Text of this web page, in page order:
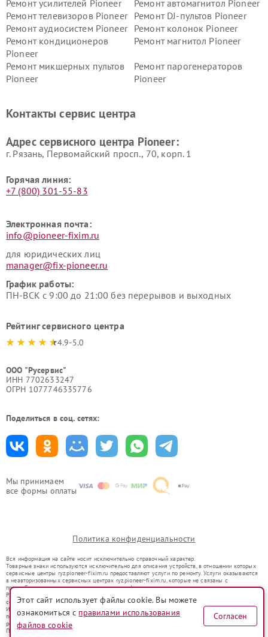
Мы принимаем
все формы оплаты
Ремонт усилителей Pioneer
Ремонт автомагнитол Pioneer
Ремонт телевизоров Pioneer
Ремонт DJ-пультов Pioneer
Ремонт аудиосистем Pioneer
Ремонт колонок Pioneer
Ремонт кондиционеров
Pioneer
Ремонт магнитол Pioneer
Ремонт микшерных пультов
Pioneer
Ремонт парогенераторов
Pioneer
Контакты сервис центра
Адрес сервисного центра Pioneer:
г. Рязань, Первомайский просп., 70, корп. 1
Горячая линия:
+7 (800) 301-55-83
Электронная почта:
info@pioneer-fixim.ru
для юридических лиц
manager@fix-pioneer.ru
График работы:
ПН-ВСК с 9:00 до 21:00 без перерывов и выходных
Рейтинг сервисного центра
4.9-5.0
ООО "Русервис"
ИНН 7702633247
ОГРН 1077746335776
Поделиться в соц. сетях:
Политика конфиденциальности
Вся информация на сайте носит исключительно справочный характер.
Товарные знаки используются исключительно для описания устройств, в отношении которых
сервисные центры ryz.pioneer-fixim.ru предоставляют услуги по ремонту. Услуги оказываются
в неавторизованных сервисных центрах ryz.pioneer-fixim.ru, которые не связаны с
правообладателями товарных знаков или их официальными представителями.
Ремонт осуществляется для устройств, уже введенных в гражданский оборот в соответствии
со статьей 1487 ГК РФ.
Использование товарных знаков не преследует цели индивидуализации услуг или введения
потребителей в заблуждение, а служит для информирования о предоставляемых услугах по
ремонту техники указанных брендов.
Представленная на сайте информация не является публичной офертой, определяемой
Этот сайт использует файлы cookie. Вы можете
ознакомиться с правилами использования
файлов cookie
Согласен